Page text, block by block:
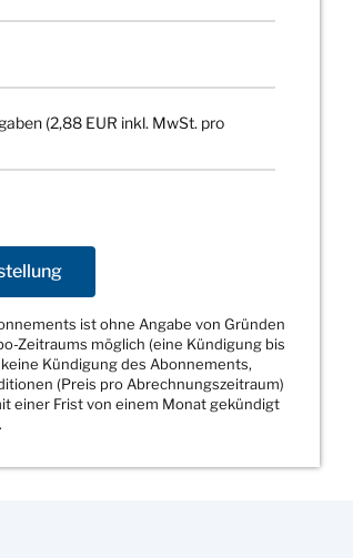
(2,88 EUR inkl. MwSt. pro
ist ohne Angabe von Gründen
Zeitraums möglich (eine Kündigung bis
Kündigung des Abonnements,
(Preis pro Abrechnungszeitraum)
einer Frist von einem Monat gekündigt